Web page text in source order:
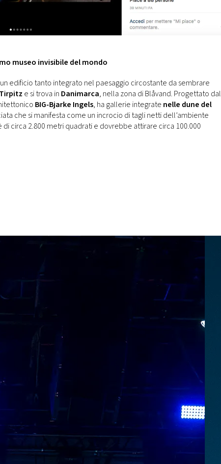
museo invisibile del mondo
edificio tanto integrato nel paesaggio circostante da sembrare
Tirpitz e si trova in Danimarca, nella zona di Blåvand. Progettato dal
BIG-Bjarke Ingels, ha gallerie integrate nelle dune del
che si manifesta come un incrocio di tagli netti dell’ambiente
di circa 2.800 metri quadrati e dovrebbe attirare circa 100.000